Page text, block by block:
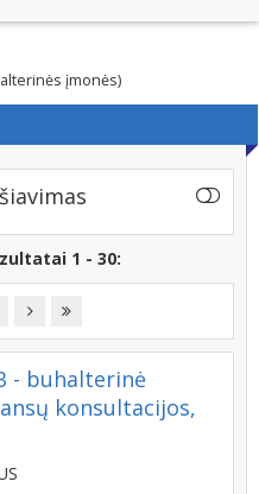
įmonės)
1 - 30:
- buhalterinė
konsultacijos,